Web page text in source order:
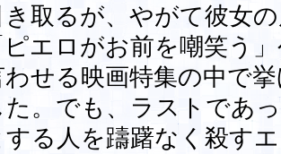
き取るが、やがて彼女
エロがお前を嘲笑う
わせる映画特集の中で
た。でも、ラストであ
する人を躊躇なく殺す